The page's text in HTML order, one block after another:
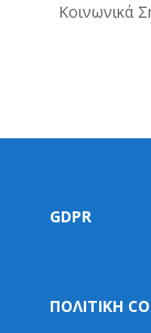
Κοινωνικά
GDPR
ΠΟΛΙΤΙΚΗ